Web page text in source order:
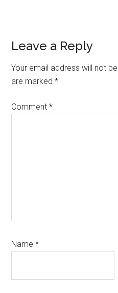
Reader
Interactions
Leave a Reply
Your email address will not
are marked*
Comment*
Name*